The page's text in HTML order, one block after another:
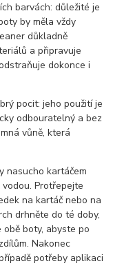
barvách: důležité je
by měla vždy
důkladně
a připravuje
dokonce i
pocit: jeho použití je
odbouratelný a bez
vůně, která
nasucho kartáčem
Protřepejte
na kartáč nebo na
drhněte do té doby,
boty, abyste po
Nakonec
potřeby aplikaci